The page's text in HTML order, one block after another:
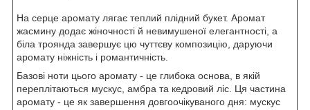
На серце аромату лягає теплий плідний букет. Аромат
жасмину додає жіночності й невимушеної елегантності, а
біла троянда завершує цю чуттєву композицію, даруючи
аромату ніжність і романтичність.
Базові ноти цього аромату - це глибока основа, в якій
переплітаються мускус, амбра та кедровий ліс. Ця частина
аромату - це як завершення довгоочікуваного дня: мускус